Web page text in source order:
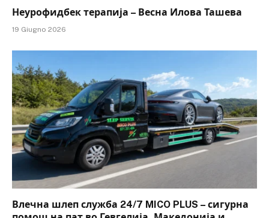
Неурофидбек терапија – Весна Илова Ташева
19 Giugno 2026
Влечна шлеп служба 24/7 MICO PLUS – сигурна